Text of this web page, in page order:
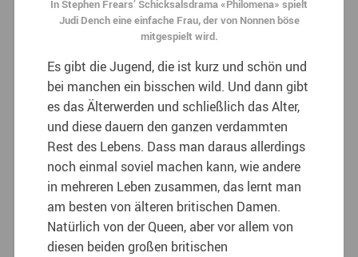
In Stephen Frears’ Schicksalsdrama «Philomena» spielt
Judi Dench eine einfache Frau, der von Nonnen böse
mitgespielt wird.
Es gibt die Jugend, die ist kurz und schön und
bei manchen ein bisschen wild. Und dann gibt
es das Älterwerden und schließlich das Alter,
und diese dauern den ganzen verdammten
Rest des Lebens. Dass man daraus allerdings
noch einmal soviel machen kann, wie andere
in mehreren Leben zusammen, das lernt man
am besten von älteren britischen Damen.
Natürlich von der Queen, aber vor allem von
diesen beiden großen britischen